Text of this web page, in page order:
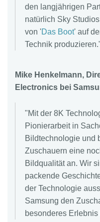
den langjährigen
natürlich Sky
von 'Das Boot' auf
Technik
Mike Henkelmann,
Electronics bei
"Mit der 8K
Pionierarbeit in
Bildtechnologie und
Zuschauern eine
Bildqualität an. Wir
packende
der Technologie
Samsung den
besonderes